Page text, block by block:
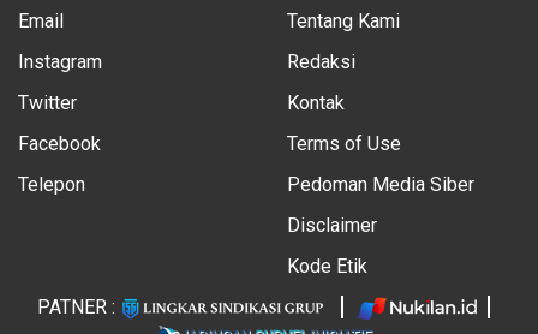
Email
Instagram
Twitter
Facebook
Telepon
Tentang Kami
Redaksi
Kontak
Terms of Use
Pedoman Media Siber
Disclaimer
Kode Etik
PATNER :